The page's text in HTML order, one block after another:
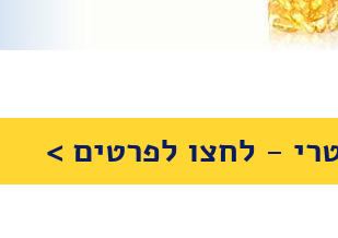
- לחצו לפרטים >